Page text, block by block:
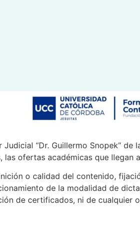
“Dr. Guillermo Snopek” de
ofertas académicas que llegan
o calidad del contenido,
de la modalidad de
de certificados, ni de cualquier